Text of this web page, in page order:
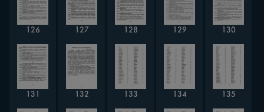
126 127 128 129 130
131 132 133 134 135